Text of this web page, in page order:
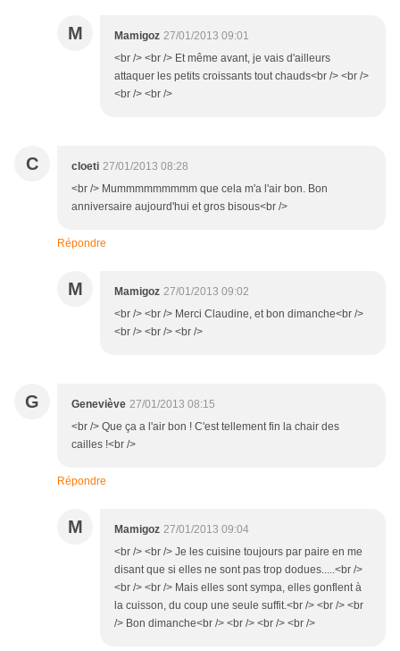
M Mamigoz 27/01/2013 09:01
<br /> <br /> Et même avant, je vais d'ailleurs
attaquer les petits croissants tout chauds<br /> <br />
<br /> <br />
C cloeti 27/01/2013 08:28
<br /> Mummmmmmmmm que cela m'a l'air bon. Bon
anniversaire aujourd'hui et gros bisous<br />
Répondre
M Mamigoz 27/01/2013 09:02
<br /> <br /> Merci Claudine, et bon dimanche<br />
<br /> <br /> <br />
G Geneviève 27/01/2013 08:15
<br /> Que ça a l'air bon ! C'est tellement fin la chair des
cailles !<br />
Répondre
M Mamigoz 27/01/2013 09:04
<br /> <br /> Je les cuisine toujours par paire en me
disant que si elles ne sont pas trop dodues.....<br />
<br /> <br /> Mais elles sont sympa, elles gonflent à
la cuisson, du coup une seule suffit.<br /> <br /> <br
/> Bon dimanche<br /> <br /> <br /> <br />